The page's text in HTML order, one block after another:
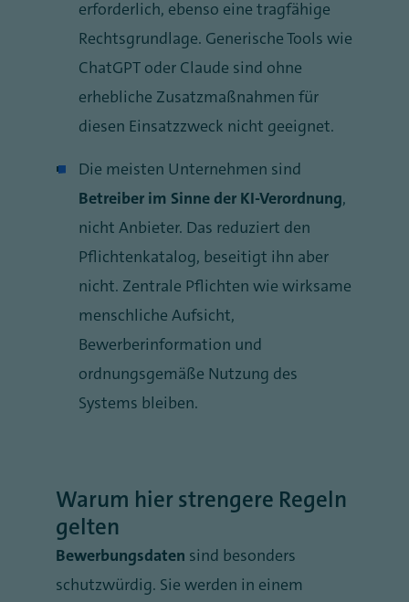
erforderlich, ebenso eine tragfähige
Rechtsgrundlage. Generische Tools wie
ChatGPT oder Claude sind ohne
erhebliche Zusatzmaßnahmen für
diesen Einsatzzweck nicht geeignet.
Die meisten Unternehmen sind
Betreiber im Sinne der KI-Verordnung,
nicht Anbieter. Das reduziert den
Pflichtenkatalog, beseitigt ihn aber
nicht. Zentrale Pflichten wie wirksame
menschliche Aufsicht,
Bewerberinformation und
ordnungsgemäße Nutzung des
Systems bleiben.
Warum hier strengere Regeln
gelten
Bewerbungsdaten sind besonders
schutzwürdig. Sie werden in einem